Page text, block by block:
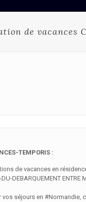
de vacances
TEMPORIS :
de vacances en
DEBARQUEMENT ENTRE
séjours en #Normandie,